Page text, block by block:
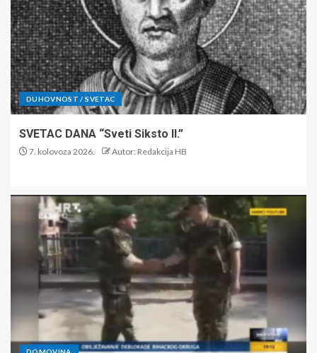
DUHOVNOST / SVETAC
SVETAC DANA “Sveti Siksto II.”
7. kolovoza 2026. Autor: Redakcija HB